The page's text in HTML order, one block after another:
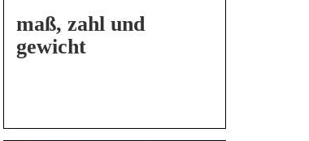
maß, zahl und
gewicht